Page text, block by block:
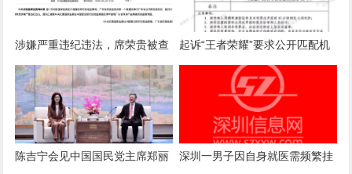
涉嫌严重违纪违法，席荣贵被查
起诉“王者荣耀”要求公开匹配机
制案一审诉求被驳回，法院：属
商业秘密，公开或导致被滥用
陈吉宁会见中国国民党主席郑丽
深圳一男子因自身就医需频繁挂